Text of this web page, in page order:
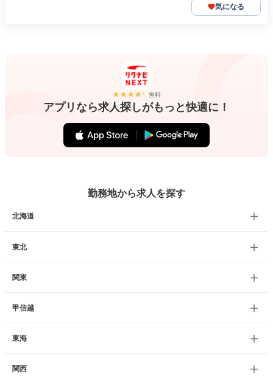
気になる
無料
アプリなら求人探しがもっと快適に！
勤務地から求人を探す
北海道
東北
関東
甲信越
東海
関西